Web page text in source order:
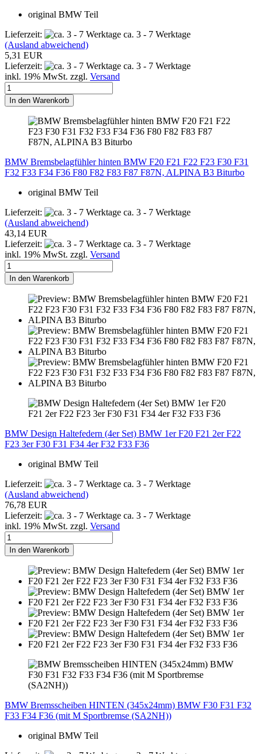
original BMW Teil
Lieferzeit:
ca. 3 - 7 Werktage
(Ausland abweichend)
5,31 EUR
Lieferzeit:
ca. 3 - 7 Werktage
inkl. 19% MwSt. zzgl. Versand
In den Warenkorb
BMW Bremsbelagfühler hinten BMW F20 F21 F22 F23 F30 F31
F32 F33 F34 F36 F80 F82 F83 F87 F87N, ALPINA B3 Biturbo
original BMW Teil
Lieferzeit:
ca. 3 - 7 Werktage
(Ausland abweichend)
43,14 EUR
Lieferzeit:
ca. 3 - 7 Werktage
inkl. 19% MwSt. zzgl. Versand
In den Warenkorb
BMW Design Haltefedern (4er Set) BMW 1er F20 F21 2er F22
F23 3er F30 F31 F34 4er F32 F33 F36
original BMW Teil
Lieferzeit:
ca. 3 - 7 Werktage
(Ausland abweichend)
76,78 EUR
Lieferzeit:
ca. 3 - 7 Werktage
inkl. 19% MwSt. zzgl. Versand
In den Warenkorb
BMW Bremsscheiben HINTEN (345x24mm) BMW F30 F31 F32
F33 F34 F36 (mit M Sportbremse (SA2NH))
original BMW Teil